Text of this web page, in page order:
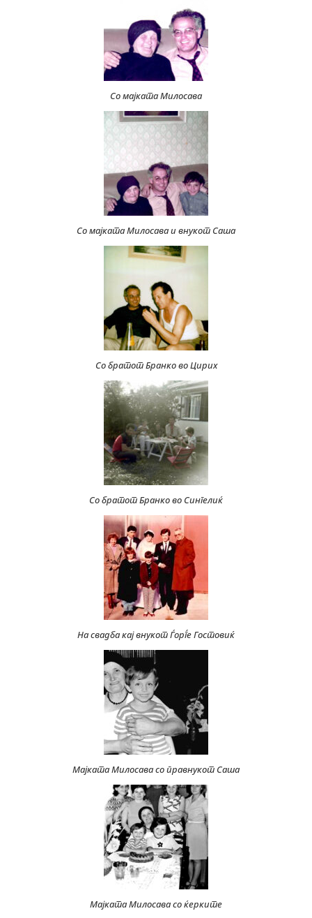
Со мајката Милосава
Со мајката Милосава и внукот Саша
Со братот Бранко во Цирих
Со братот Бранко во Сингелиќ
На свадба кај внукот Ѓорѓе Гостовиќ
Мајката Милосава со правнукот Саша
Мајката Милосава со ќерките